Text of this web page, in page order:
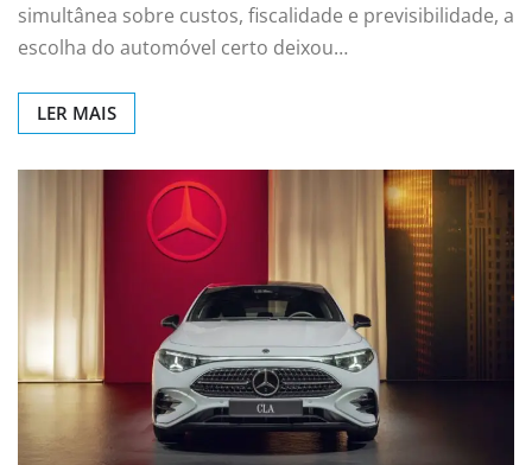
simultânea sobre custos, fiscalidade e previsibilidade, a
escolha do automóvel certo deixou…
LER MAIS